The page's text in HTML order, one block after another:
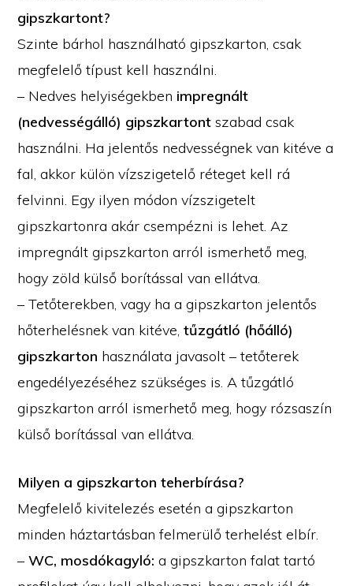
gipszkartont?
Szinte bárhol használható gipszkarton, csak
megfelelő típust kell használni.
– Nedves helyiségekben impregnált
(nedvességálló) gipszkartont szabad csak
használni. Ha jelentős nedvességnek van kitéve a
fal, akkor külön vízszigetelő réteget kell rá
felvinni. Egy ilyen módon vízszigetelt
gipszkartonra akár csempézni is lehet. Az
impregnált gipszkarton arról ismerhető meg,
hogy zöld külső borítással van ellátva.
– Tetőterekben, vagy ha a gipszkarton jelentős
hőterhelésnek van kitéve,tűzgátló (hőálló)
gipszkarton használata javasolt – tetőterek
engedélyezéséhez szükséges is. A tűzgátló
gipszkarton arról ismerhető meg, hogy rózsaszín
külső borítással van ellátva.
Milyen a gipszkarton teherbírása?
Megfelelő kivitelezés esetén a gipszkarton
minden háztartásban felmerülő terhelést elbír.
–WC, mosdókagyló: a gipszkarton falat tartó